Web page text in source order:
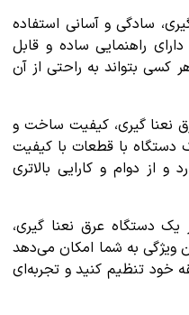
سادگی و آسانی استفاده
راهنمایی ساده و قابل
کسی بتواند به راحتی از آن
نعنا گیری، کیفیت ساخت و
با قطعات با کیفیت
و از دوام و کارایی بالاتری
دستگاه عرق نعنا گیری،
ویژگی به شما امکان می‌دهد
خود تنظیم کنید و تجربه‌ای